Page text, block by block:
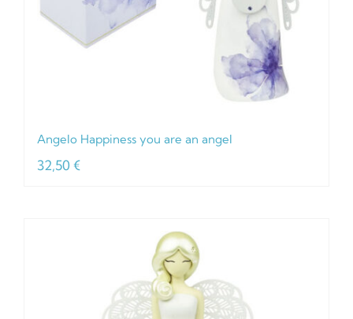
Angelo Happiness you are an angel
32,50 €